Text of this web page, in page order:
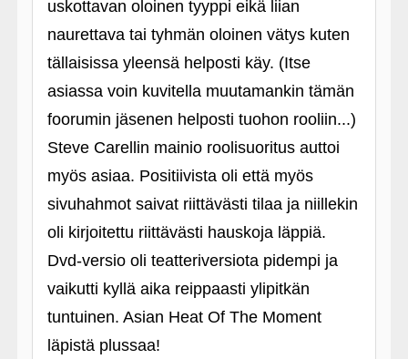
uskottavan oloinen tyyppi eikä liian
naurettava tai tyhmän oloinen vätys kuten
tällaisissa yleensä helposti käy. (Itse
asiassa voin kuvitella muutamankin tämän
foorumin jäsenen helposti tuohon rooliin...)
Steve Carellin mainio roolisuoritus auttoi
myös asiaa. Positiivista oli että myös
sivuhahmot saivat riittävästi tilaa ja niillekin
oli kirjoitettu riittävästi hauskoja läppiä.
Dvd-versio oli teatteriversiota pidempi ja
vaikutti kyllä aika reippaasti ylipitkän
tuntuinen. Asian Heat Of The Moment
läpistä plussaa!